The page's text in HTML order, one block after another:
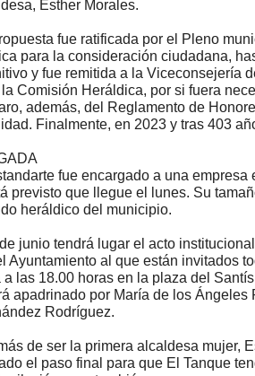
Esther Morales.
fue ratificada por el Pleno
para la consideración ciudadana,
y fue remitida a la Viceconsejería
Comisión Heráldica, por si fuera
además, del Reglamento de
Finalmente, en 2023 y tras 403
fue encargado a una
previsto que llegue el lunes. Su
heráldico del municipio.
junio tendrá lugar el acto
Ayuntamiento al que están invitados
a las 18.00 horas en la plaza del
apadrinado por María de los Ángeles
Rodríguez.
de ser la primera alcaldesa mujer,
el paso final para que El Tanque